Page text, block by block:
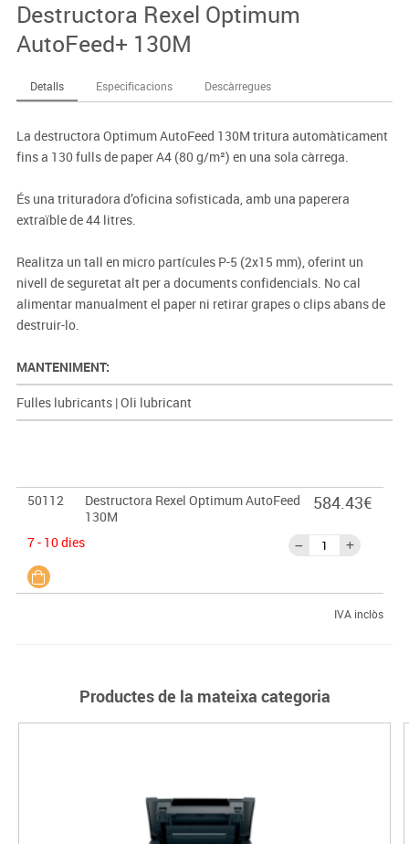
Destructora Rexel Optimum
AutoFeed+ 130M
Detalls Especificacions Descàrregues
La destructora Optimum AutoFeed 130M tritura automàticament
fins a 130 fulls de paper A4 (80 g/m²) en una sola càrrega.
És una trituradora d’oficina sofisticada, amb una paperera
extraïble de 44 litres.
Realitza un tall en micro partícules P-5 (2x15 mm), oferint un
nivell de seguretat alt per a documents confidencials. No cal
alimentar manualment el paper ni retirar grapes o clips abans de
destruir-lo.
MANTENIMENT:
Fulles lubricants|Oli lubricant
50112
Destructora Rexel Optimum AutoFeed
130M
7 - 10 dies
584.43€
IVA inclòs
Productes de la mateixa categoria